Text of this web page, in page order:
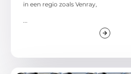
in een regio zoals Venray,